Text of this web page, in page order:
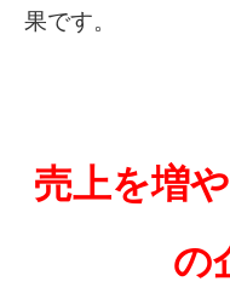
果です。
売上を増
の